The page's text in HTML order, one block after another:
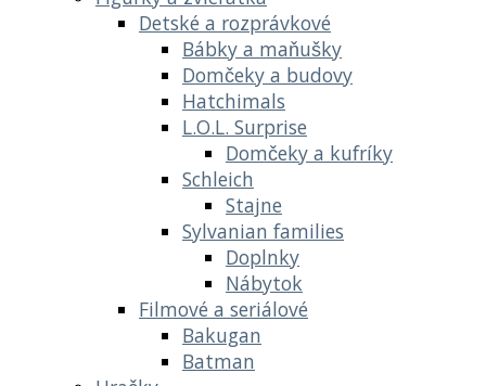
Detské a rozprávkové
Bábky a maňušky
Domčeky a budovy
Hatchimals
L.O.L. Surprise
Domčeky a kufríky
Schleich
Stajne
Sylvanian families
Doplnky
Nábytok
Filmové a seriálové
Bakugan
Batman